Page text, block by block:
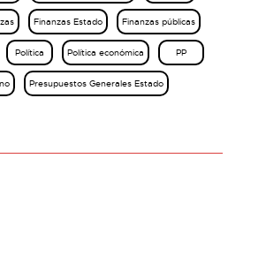
Finanzas Estado Finanzas públicas
Política Política económica PP
Presupuestos Generales Estado